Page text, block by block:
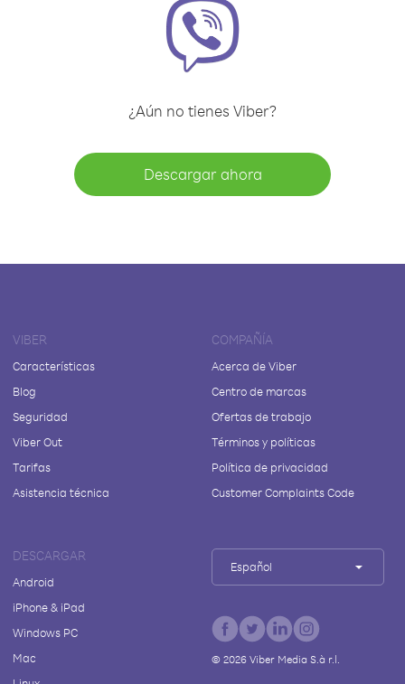
¿Aún no tienes Viber?
Descargar ahora
VIBER
Características
Blog
Seguridad
Viber Out
Tarifas
Asistencia técnica
COMPAÑÍA
Acerca de Viber
Centro de marcas
Ofertas de trabajo
Términos y políticas
Política de privacidad
Customer Complaints Code
DESCARGAR
Android
iPhone & iPad
Windows PC
Mac
Español
© 2026Viber Media S.à r.l.